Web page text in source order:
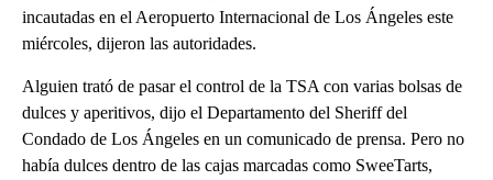
incautadas en el Aeropuerto Internacional de Los Ángeles este
miércoles, dijeron las autoridades.
Alguien trató de pasar el control de la TSA con varias bolsas de
dulces y aperitivos, dijo el Departamento del Sheriff del
Condado de Los Ángeles en un comunicado de prensa. Pero no
había dulces dentro de las cajas marcadas como SweeTarts,